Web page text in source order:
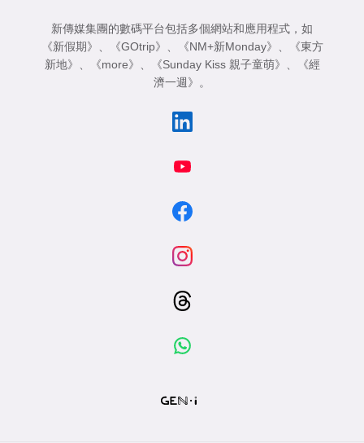
新傳媒集團的數碼平台包括多個網站和應用程式，如
《新假期》
《GOtrip》 《NM+新Monday》
《東方
新地》
《more》 《Sunday Kiss 親子童萌》
《經
濟一週》
。